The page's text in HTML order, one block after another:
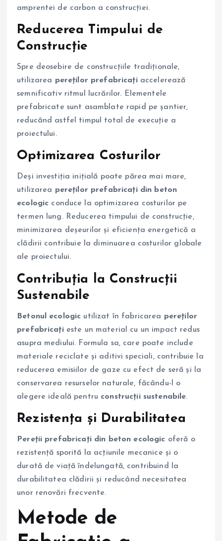
amprentei de carbon a construcției.
Reducerea Timpului de
Construcție
Spre deosebire de construcțiile tradiționale,
utilizarea pereților prefabricațiaccelerează
semnificativ ritmul lucrărilor. Elementele
prefabricate sunt asamblate rapid pe șantier,
reducând astfel timpul total de execuție a
proiectului.
Optimizarea Costurilor
Deși investiția inițială poate părea mai mare,
utilizarea pereților prefabricați din beton
ecologic conduce la optimizarea costurilor pe
termen lung. Reducerea timpului de construcție,
minimizarea deșeurilor și eficiența energetică a
clădirii contribuie la diminuarea costurilor globale
ale proiectului.
Contribuția la Construcții
Sustenabile
Betonul ecologic utilizat în fabricarea pereților
prefabricațieste un material cu un impact redus
asupra mediului. Formula sa, care poate include
materiale reciclate și aditivi speciali, contribuie la
reducerea emisiilor de gaze cu efect de seră și la
conservarea resurselor naturale, făcându-l o
alegere ideală pentru construcții sustenabile.
Rezistența și Durabilitatea
Pereții prefabricați din beton ecologic oferă o
rezistență sporită la acțiunile mecanice și o
durată de viață îndelungată, contribuind la
durabilitatea clădirii și reducând necesitatea
unor renovări frecvente.
Metode de